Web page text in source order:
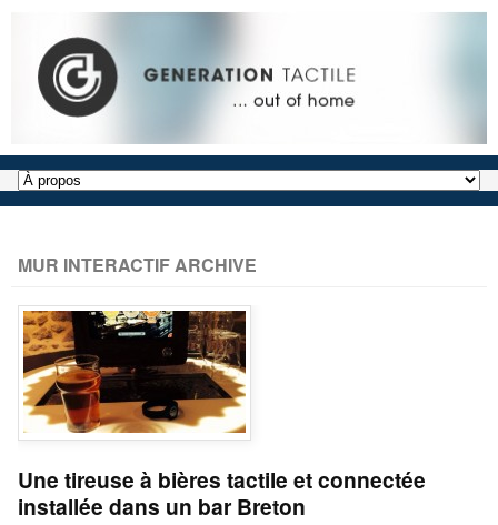
MUR INTERACTIF ARCHIVE
Une tireuse à bières tactile et connectée
installée dans un bar Breton